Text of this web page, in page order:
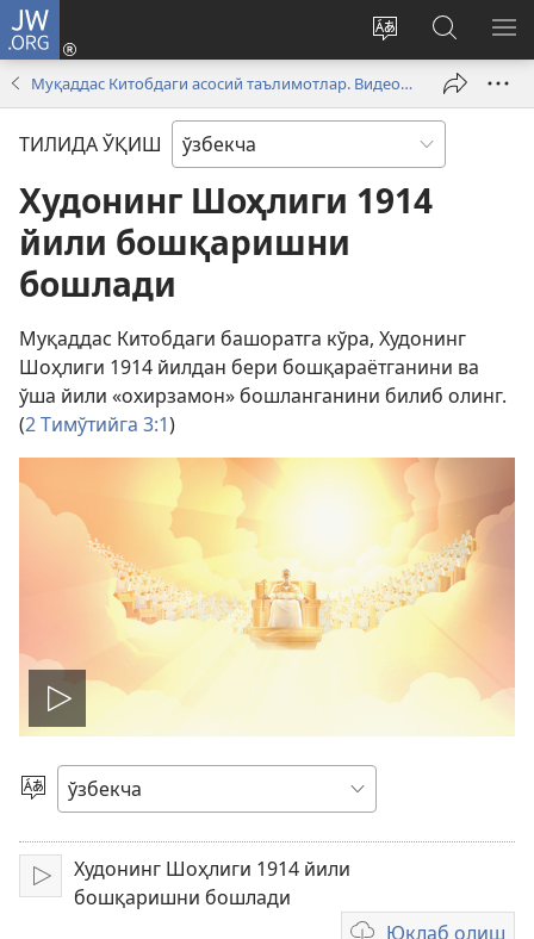
JW.ORG
Сайтнинг
тилини
ўзгартириш
Кириш
(янги
очилади)
JW.ORG
бўйича
излаш
Муқаддас Китобдаги асосий таълимотлар. Видеолар
ТИЛИДА ЎҚИШ
Худонинг Шоҳлиги 1914
йили бошқаришни
бошлади
Муқаддас Китобдаги башоратга кўра, Худонинг
Шоҳлиги 1914 йилдан бери бошқараётганини ва
ўша йили «охирзамон» бошланганини билиб олинг.
(2 Тимўтийга 3:1)
Видеони
ижро
этиш
Тилни
танлаш
Тинглаш
Худонинг Шоҳлиги 1914 йили
бошқаришни бошлади
Юклаб олиш